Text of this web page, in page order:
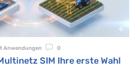
Anwendungen 0
SIM Ihre erste Wahl